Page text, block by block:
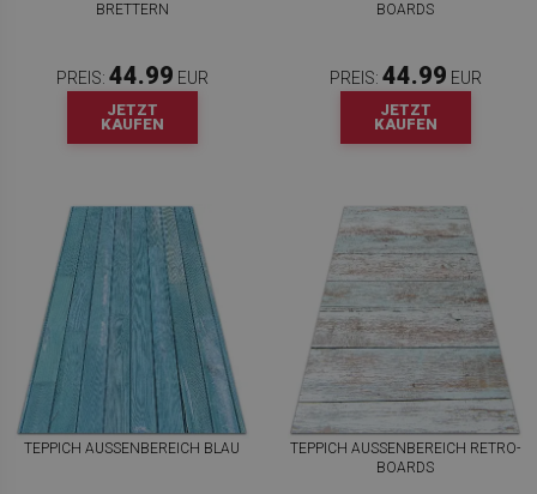
RETTERN
PREIS: 44.99 EUR
JETZT
KAUFEN
OARDS
PREIS: 44.99 EUR
JETZT
KAUFEN
TEPPICH AUSSENBEREICH BLAU
TEPPICH AUSSENBEREICH RETRO-B
OARDS